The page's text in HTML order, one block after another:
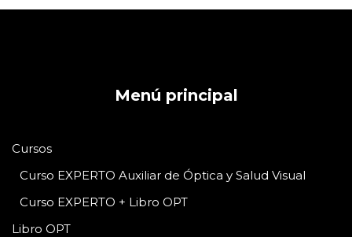
Menú principal
Cursos
Curso EXPERTO Auxiliar de Óptica y Salud Visual
Curso EXPERTO + Libro OPT
Libro OPT